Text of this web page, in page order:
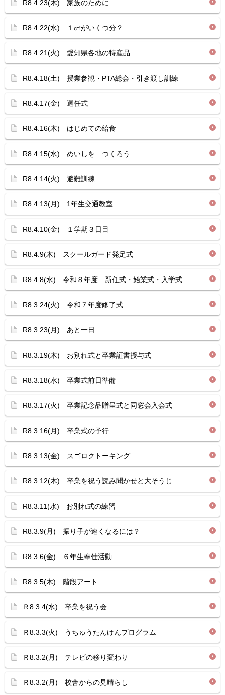
R8.4.23(木) 家族のために
R8.4.22(水) １㎤がいくつ分？
R8.4.21(火) 愛知県各地の特産品
R8.4.18(土) 授業参観・PTA総会・引き渡し訓練
R8.4.17(金) 退任式
R8.4.16(木) はじめての給食
R8.4.15(水) めいしを つくろう
R8.4.14(火) 避難訓練
R8.4.13(月) 1年生交通教室
R8.4.10(金) １学期３日目
R8.4.9(木) スクールガード発足式
R8.4.8(水) 令和８年度 新任式・始業式・入学式
R8.3.24(火) 令和７年度修了式
R8.3.23(月) あと一日
R8.3.19(木) お別れ式と卒業証書授与式
R8.3.18(水) 卒業式前日準備
R8.3.17(火) 卒業記念品贈呈式と同窓会入会式
R8.3.16(月) 卒業式の予行
R8.3.13(金) スゴロクトーキング
R8.3.12(木) 卒業を祝う読み聞かせと大そうじ
R8.3.11(水) お別れ式の練習
R8.3.9(月) 振り子が速くなるには？
R8.3.6(金) ６年生奉仕活動
R8.3.5(木) 階段アート
Ｒ8.3.4(水) 卒業を祝う会
Ｒ8.3.3(火) うちゅうたんけんプログラム
Ｒ8.3.2(月) テレビの移り変わり
Ｒ8.3.2(月) 校舎からの見晴らし